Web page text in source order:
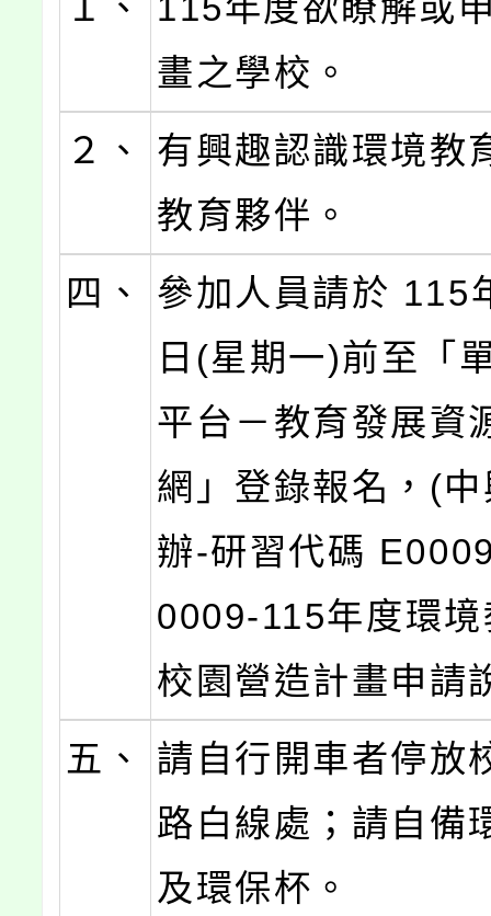
１、
115年度欲瞭解或
畫之學校。
２、
有興趣認識環境教
教育夥伴。
四、
參加人員請於 115
日(星期一)前至「
平台－教育發展資
網」登錄報名，(
辦-研習代碼
0009-115年度環
校園營造計畫申請
五、
請自行開車者停放
路白線處；請自備
及環保杯。